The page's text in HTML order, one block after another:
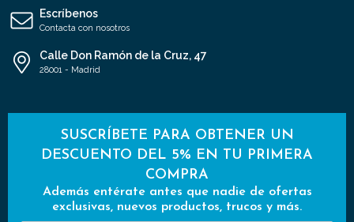
Escríbenos
Contacta con nosotros
Calle Don Ramón de la Cruz, 47
28001 - Madrid
SUSCRÍBETE PARA OBTENER UN
DESCUENTO DEL 5% EN TU PRIMERA
COMPRA
Además entérate antes que nadie de ofertas
exclusivas, nuevos productos, trucos y más.